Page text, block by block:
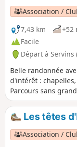
Association /
7,43 km
+52
Facile
Départ à Servins
Belle randonnée
d'intérêt :
Parcours sans
Les têtes
Association /